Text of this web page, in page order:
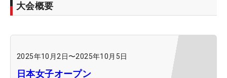
大会概要
2025年10月2日〜2025年10月5日
日本女子オープン